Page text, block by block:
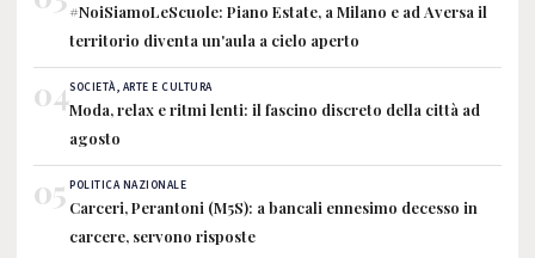
#NoiSiamoLeScuole: Piano Estate, a Milano e ad Aversa il
territorio diventa un'aula a cielo aperto
04SOCIETÀ, ARTE E CULTURA
Moda, relax e ritmi lenti: il fascino discreto della città ad
agosto
05 POLITICA NAZIONALE
Carceri, Perantoni (M5S): a bancali ennesimo decesso in
carcere, servono risposte